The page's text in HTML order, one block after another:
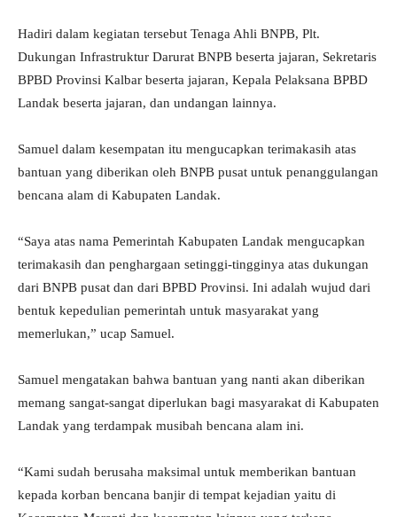
Hadiri dalam kegiatan tersebut Tenaga Ahli BNPB, Plt.
Dukungan Infrastruktur Darurat BNPB beserta jajaran, Sekretaris
BPBD Provinsi Kalbar beserta jajaran, Kepala Pelaksana BPBD
Landak beserta jajaran, dan undangan lainnya.
Samuel dalam kesempatan itu mengucapkan terimakasih atas
bantuan yang diberikan oleh BNPB pusat untuk penanggulangan
bencana alam di Kabupaten Landak.
“Saya atas nama Pemerintah Kabupaten Landak mengucapkan
terimakasih dan penghargaan setinggi-tingginya atas dukungan
dari BNPB pusat dan dari BPBD Provinsi. Ini adalah wujud dari
bentuk kepedulian pemerintah untuk masyarakat yang
memerlukan,” ucap Samuel.
Samuel mengatakan bahwa bantuan yang nanti akan diberikan
memang sangat-sangat diperlukan bagi masyarakat di Kabupaten
Landak yang terdampak musibah bencana alam ini.
“Kami sudah berusaha maksimal untuk memberikan bantuan
kepada korban bencana banjir di tempat kejadian yaitu di